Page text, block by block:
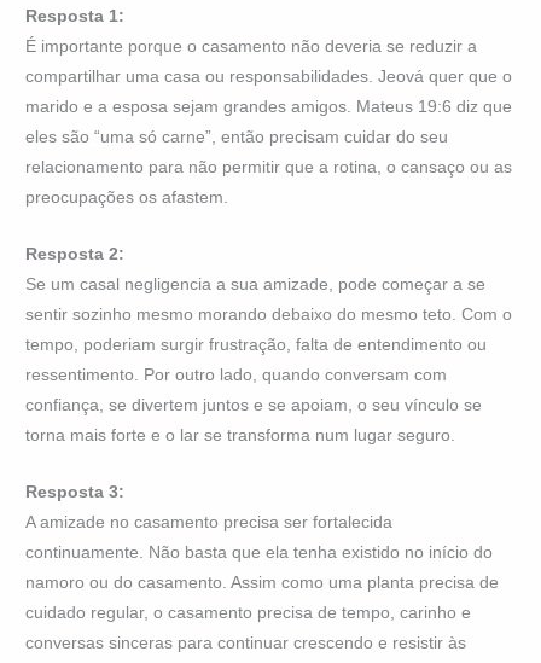
Resposta 1:
É importante porque o casamento não deveria se reduzir a
compartilhar uma casa ou responsabilidades. Jeová quer que o
marido e a esposa sejam grandes amigos. Mateus 19:6 diz que
eles são “uma só carne”, então precisam cuidar do seu
relacionamento para não permitir que a rotina, o cansaço ou as
preocupações os afastem.
Resposta 2:
Se um casal negligencia a sua amizade, pode começar a se
sentir sozinho mesmo morando debaixo do mesmo teto. Com o
tempo, poderiam surgir frustração, falta de entendimento ou
ressentimento. Por outro lado, quando conversam com
confiança, se divertem juntos e se apoiam, o seu vínculo se
torna mais forte e o lar se transforma num lugar seguro.
Resposta 3:
A amizade no casamento precisa ser fortalecida
continuamente. Não basta que ela tenha existido no início do
namoro ou do casamento. Assim como uma planta precisa de
cuidado regular, o casamento precisa de tempo, carinho e
conversas sinceras para continuar crescendo e resistir às